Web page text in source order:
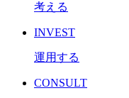
考える
INVEST
運用する
CONSULT